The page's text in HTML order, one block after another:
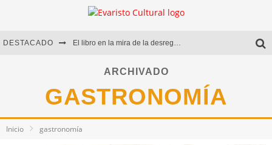
DESTACADO El libro en la mira de la desregulación
Marcelo Rubio | El llovedor
Diego Meret | Hotel Acapulco
Alejandra Correa | La nieve
ARCHIVADO
GASTRONOMÍA
Inicio gastronomía